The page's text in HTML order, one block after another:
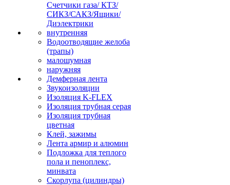
Счетчики газа/ КТЗ/
СИКЗ/САКЗ/Ящики/
Диэлектрики
внутренняя
Водоотводящие желоба
(трапы)
малошумная
наружняя
Демферная лента
Звукоизоляции
Изоляция K-FLEX
Изоляция трубная серая
Изоляция трубная
цветная
Клей, зажимы
Лента армир и алюмин
Подложка для теплого
пола и пеноплекс,
минвата
Скорлупа (цилиндры)